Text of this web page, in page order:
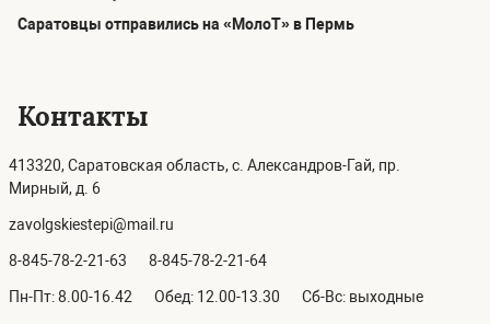
Саратовцы отправились на «МолоТ» в Пермь
Контакты
413320, Саратовская область, с. Александров-Гай, пр.
Мирный, д. 6
zavolgskiestepi@mail.ru
8-845-78-2-21-63 8-845-78-2-21-64
Пн-Пт: 8.00-16.42 Обед: 12.00-13.30 Сб-Вс: выходные